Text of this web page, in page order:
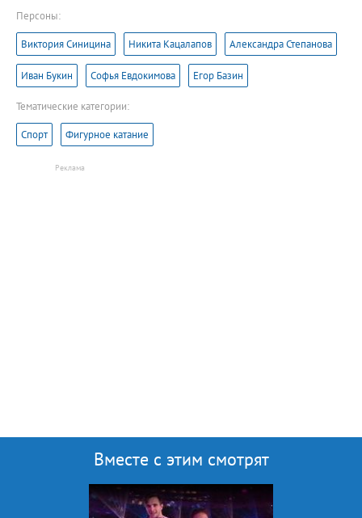
Персоны:
Виктория Синицина Никита Кацалапов Александра Степанова
Иван Букин Софья Евдокимова Егор Базин
Тематические категории:
Спорт Фигурное катание
Вместе с этим смотрят